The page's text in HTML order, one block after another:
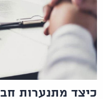
כיצד מתנערות